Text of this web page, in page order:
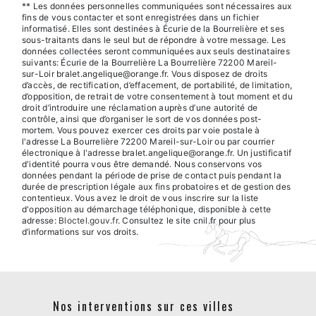
** Les données personnelles communiquées sont nécessaires aux
fins de vous contacter et sont enregistrées dans un fichier
informatisé. Elles sont destinées à Écurie de la Bourrelière et ses
sous-traitants dans le seul but de répondre à votre message. Les
données collectées seront communiquées aux seuls destinataires
suivants: Écurie de la Bourrelière La Bourrelière 72200 Mareil-
sur-Loir bralet.angelique@orange.fr. Vous disposez de droits
d’accès, de rectification, d’effacement, de portabilité, de limitation,
d’opposition, de retrait de votre consentement à tout moment et du
droit d’introduire une réclamation auprès d’une autorité de
contrôle, ainsi que d’organiser le sort de vos données post-
mortem. Vous pouvez exercer ces droits par voie postale à
l'adresse La Bourrelière 72200 Mareil-sur-Loir ou par courrier
électronique à l'adresse bralet.angelique@orange.fr. Un justificatif
d'identité pourra vous être demandé. Nous conservons vos
données pendant la période de prise de contact puis pendant la
durée de prescription légale aux fins probatoires et de gestion des
contentieux. Vous avez le droit de vous inscrire sur la liste
d'opposition au démarchage téléphonique, disponible à cette
adresse: Bloctel.gouv.fr. Consultez le site cnil.fr pour plus
d’informations sur vos droits.
Nos interventions sur ces villes